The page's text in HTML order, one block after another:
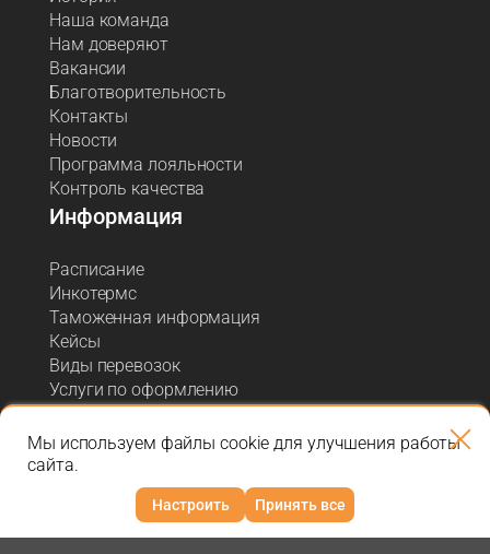
Наша команда
Нам доверяют
Вакансии
Благотворительность
Контакты
Новости
Программа лояльности
Контроль качества
Информация
Расписание
Инкотермс
Таможенная информация
Кейсы
Виды перевозок
Услуги по оформлению
Акции и спецпредложения
Блог о логистике
Мы используем файлы cookie для улучшения работы
сайта.
Настроить Принять все